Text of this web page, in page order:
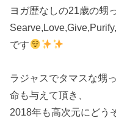
ヨガ歴なしの21歳の甥
です
ラジャスでタマスな甥
命も与えて頂き、
2018年も高次元にどう